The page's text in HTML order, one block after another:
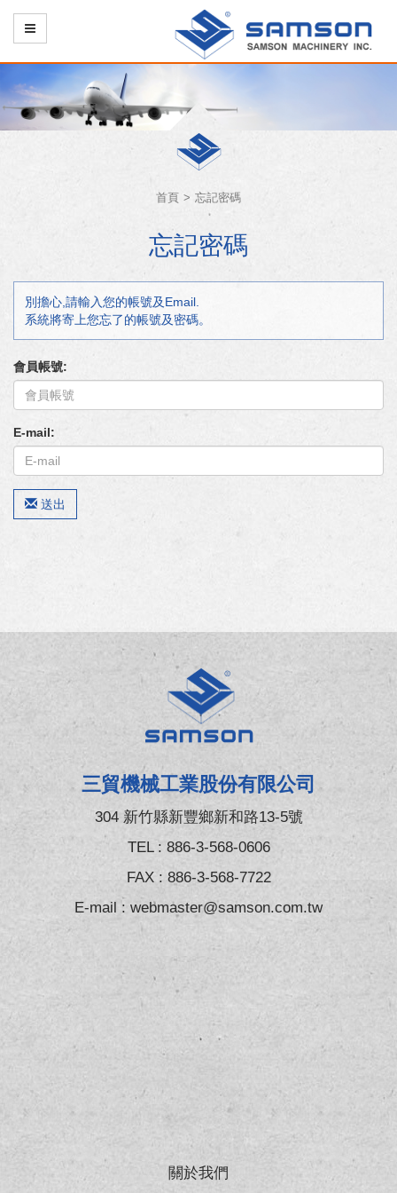
首頁 忘記密碼
忘記密碼
別擔心,請輸入您的帳號及Email.
系統將寄上您忘了的帳號及密碼。
會員帳號:
E-mail:
送出
三貿機械工業股份有限公司
304 新竹縣新豐鄉新和路13-5號
TEL : 886-3-568-0606
FAX : 886-3-568-7722
E-mail : webmaster@samson.com.tw
關於我們